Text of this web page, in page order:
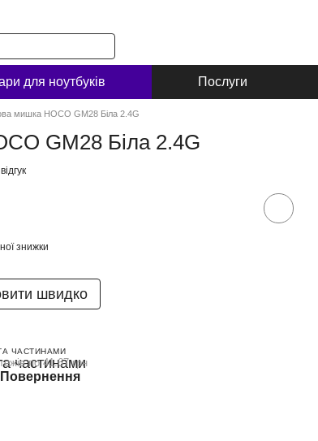
для ноутбуків Послуги
мишка HOCO GM28 Біла 2.4G
GM28 Біла 2.4G
знижки
швидко
ЧАСТИНАМИ
по 41.67 грн
Повернення